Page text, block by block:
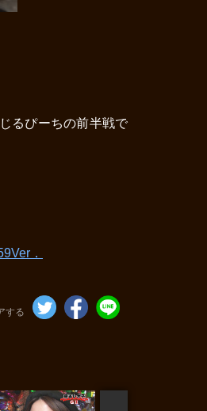
るぴーちの前半戦で
．
する